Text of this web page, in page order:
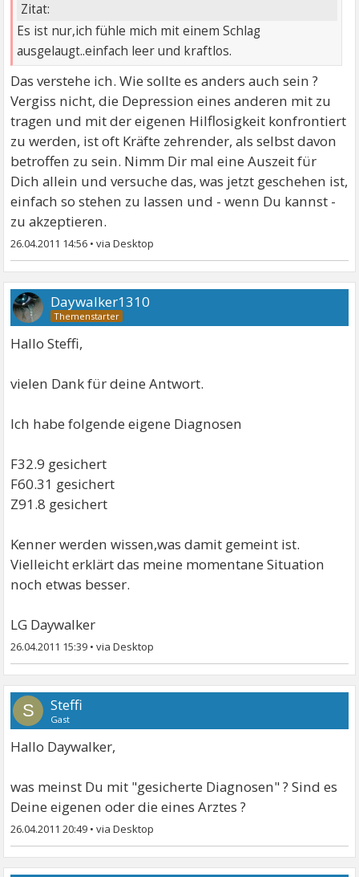
Zitat:
Es ist nur,ich fühle mich mit einem Schlag
ausgelaugt..einfach leer und kraftlos.
Das verstehe ich. Wie sollte es anders auch sein ?
Vergiss nicht, die Depression eines anderen mit zu
tragen und mit der eigenen Hilflosigkeit konfrontiert
zu werden, ist oft Kräfte zehrender, als selbst davon
betroffen zu sein. Nimm Dir mal eine Auszeit für
Dich allein und versuche das, was jetzt geschehen ist,
einfach so stehen zu lassen und - wenn Du kannst -
zu akzeptieren.
26.04.2011 14:56 •
Daywalker1310
Hallo Steffi,
vielen Dank für deine Antwort.
Ich habe folgende eigene Diagnosen
F32.9 gesichert
F60.31 gesichert
Z91.8 gesichert
Kenner werden wissen,was damit gemeint ist.
Vielleicht erklärt das meine momentane Situation
noch etwas besser.
LG Daywalker
26.04.2011 15:39 •
S Steffi
Gast
Hallo Daywalker,
was meinst Du mit "gesicherte Diagnosen" ? Sind es
Deine eigenen oder die eines Arztes ?
26.04.2011 20:49 •